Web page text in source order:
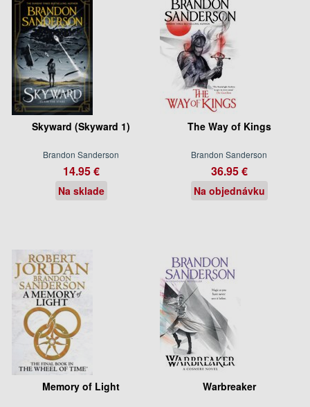
Skyward (Skyward 1)
Brandon Sanderson
14.95 €
Na sklade
The Way of Kings
Brandon Sanderson
36.95 €
Na objednávku
Memory of Light Warbreaker